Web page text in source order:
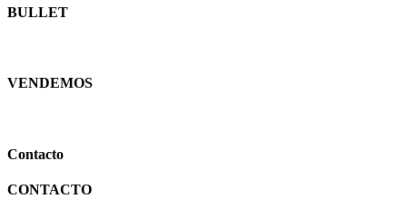
BULLET
VENDEMOS
Contacto
CONTACTO